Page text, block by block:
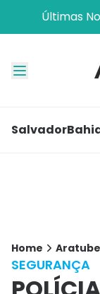
Últimas
Salvador
Home Aratube
SEGURANÇA